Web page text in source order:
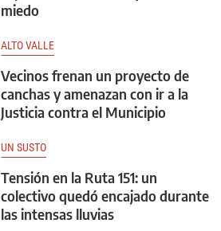
miedo
ALTO VALLE
Vecinos frenan un proyecto de
canchas y amenazan con ir a la
Justicia contra el Municipio
UN SUSTO
Tensión en la Ruta 151: un
colectivo quedó encajado durante
las intensas lluvias